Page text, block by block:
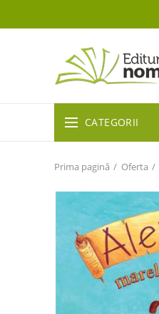
CATEGORII
Prima pagină Oferta